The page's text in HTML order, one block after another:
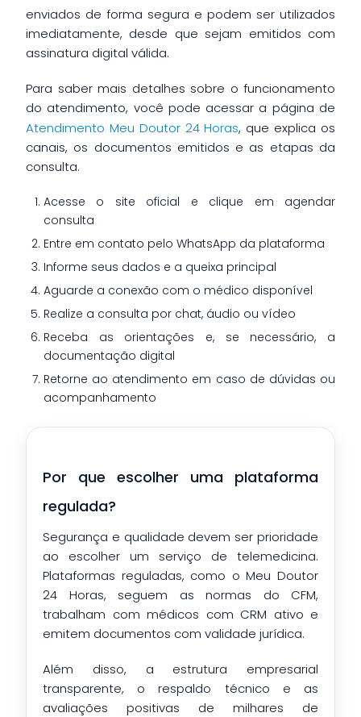
enviados de forma segura e podem ser utilizados
imediatamente, desde que sejam emitidos com
assinatura digital válida.
Para saber mais detalhes sobre o funcionamento
do atendimento, você pode acessar a página de
Atendimento Meu Doutor 24 Horas, que explica os
canais, os documentos emitidos e as etapas da
consulta.
Acesse o site oficial e clique em agendar
consulta
Entre em contato pelo WhatsApp da plataforma
Informe seus dados e a queixa principal
Aguarde a conexão com o médico disponível
Realize a consulta por chat, áudio ou vídeo
Receba as orientações e, se necessário, a
documentação digital
Retorne ao atendimento em caso de dúvidas ou
acompanhamento
Por que escolher uma plataforma
regulada?
Segurança e qualidade devem ser prioridade
ao escolher um serviço de telemedicina.
Plataformas reguladas, como o Meu Doutor
24 Horas, seguem as normas do CFM,
trabalham com médicos com CRM ativo e
emitem documentos com validade jurídica.
Além disso, a estrutura empresarial
transparente, o respaldo técnico e as
avaliações positivas de milhares de